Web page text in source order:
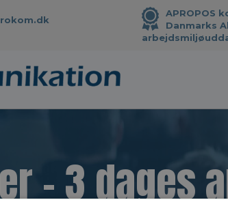
APROPOS
Danmarks
- 3 dages